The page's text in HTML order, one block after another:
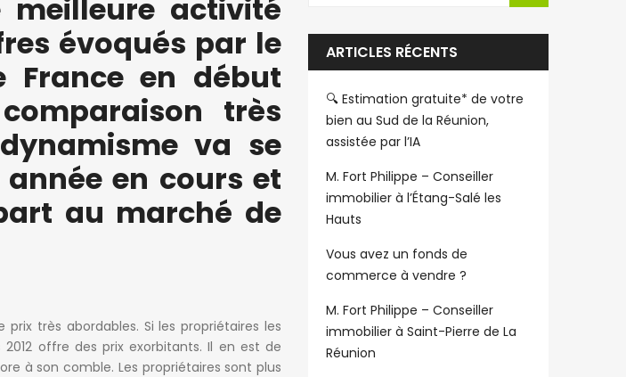
meilleure activité
évoqués par le
France en début
très
va se
en cours et
au marché de
très abordables. Si les propriétaires les
offre des prix exorbitants. Il en est de
à son comble. Les propriétaires sont plus
ARTICLES RÉCENTS
🔍 Estimation gratuite* de votre
bien au Sud de la Réunion,
assistée par l’IA
M. Fort Philippe – Conseiller
immobilier à l’Étang-Salé les
Hauts
Vous avez un fonds de
commerce à vendre ?
M. Fort Philippe – Conseiller
immobilier à Saint-Pierre de La
Réunion